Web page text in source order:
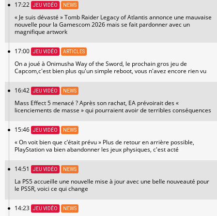
17:22 JEU VIDÉO NEWS
« Je suis dévasté » Tomb Raider Legacy of Atlantis annonce une mauvaise
nouvelle pour la Gamescom 2026 mais se fait pardonner avec un
magnifique artwork
17:00 JEU VIDÉO ARTICLES
On a joué à Onimusha Way of the Sword, le prochain gros jeu de
Capcom,c'est bien plus qu'un simple reboot, vous n'avez encore rien vu
16:42 JEU VIDÉO NEWS
Mass Effect 5 menacé ? Après son rachat, EA prévoirait des «
licenciements de masse » qui pourraient avoir de terribles conséquences
15:46 JEU VIDÉO NEWS
« On voit bien que c’était prévu » Plus de retour en arrière possible,
PlayStation va bien abandonner les jeux physiques, c'est acté
14:51 JEU VIDÉO NEWS
La PS5 accueille une nouvelle mise à jour avec une belle nouveauté pour
le PSSR, voici ce qui change
14:23 JEU VIDÉO NEWS